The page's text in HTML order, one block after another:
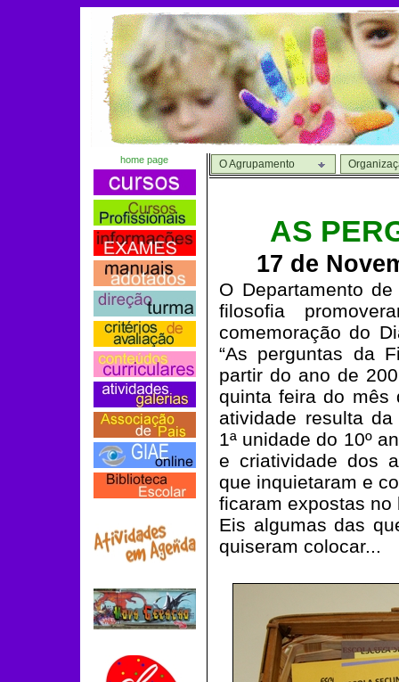
home page O Agrupamento
AS
17 de
O Departamento
filosofia
comemoração do
“As perguntas da
partir do ano de
quinta feira do
atividade resulta
1ª unidade do 10º
e criatividade dos
que inquietaram e
ficaram expostas
Eis algumas das
quiseram colocar...